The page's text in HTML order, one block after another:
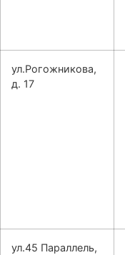
ул.Рогожникова,
д. 17
ул.45 Параллель,